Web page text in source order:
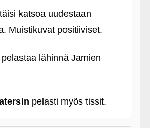
katsoa uudestaan
Muistikuvat positiiviset.
pelastaa lähinnä Jamien
pelasti myös tissit.